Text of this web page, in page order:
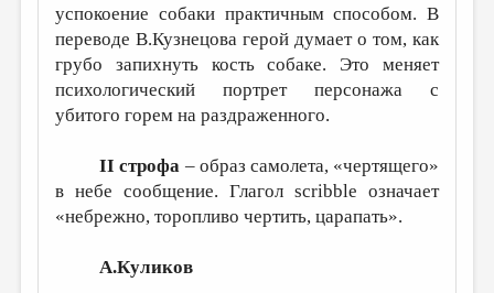
успокоение собаки практичным способом. В
переводе В.Кузнецова герой думает о том, как
грубо запихнуть кость собаке. Это меняет
психологический портрет персонажа с
убитого горем на раздраженного.
II строфа – образ самолета, «чертящего»
в небе сообщение. Глагол scribble означает
«небрежно, торопливо чертить, царапать».
А.Куликов